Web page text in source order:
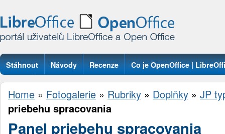
Stáhnout Návody Recenze Co je OpenOffice |
Otázky
Home » Fotogalerie » Rubriky » Doplňky » JP
priebehu spracovania
Panel priebehu spracovania